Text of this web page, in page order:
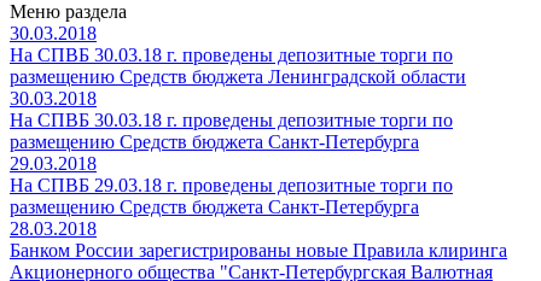
Меню раздела
30.03.2018
На СПВБ 30.03.18 г. проведены депозитные торги по
размещению Средств бюджета Ленинградской области
30.03.2018
На СПВБ 30.03.18 г. проведены депозитные торги по
размещению Средств бюджета Санкт-Петербурга
29.03.2018
На СПВБ 29.03.18 г. проведены депозитные торги по
размещению Средств бюджета Санкт-Петербурга
28.03.2018
Банком России зарегистрированы новые Правила клиринга
Акционерного общества "Санкт-Петербургская Валютная